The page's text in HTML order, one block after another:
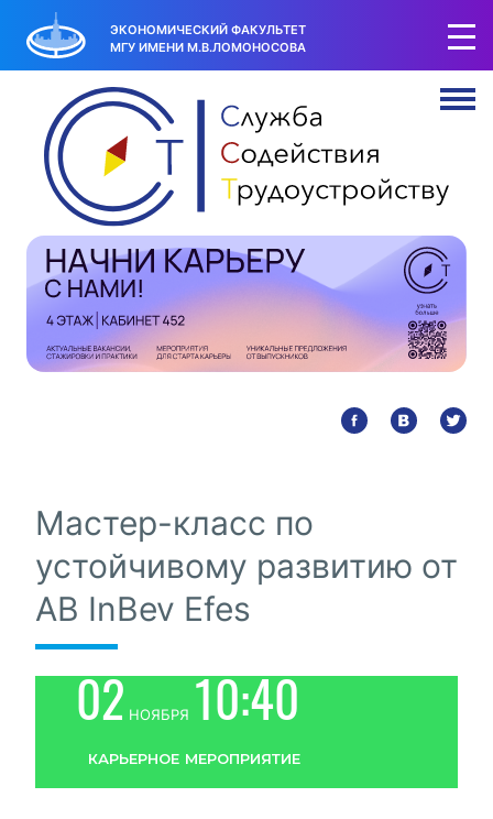
ЭКОНОМИЧЕСКИЙ ФАКУЛЬТЕТ
МГУ ИМЕНИ М.В.ЛОМОНОСОВА
Мастер-класс по
устойчивому развитию от
AB InBev Efes
02ноября 10:40
карьерное мероприятие